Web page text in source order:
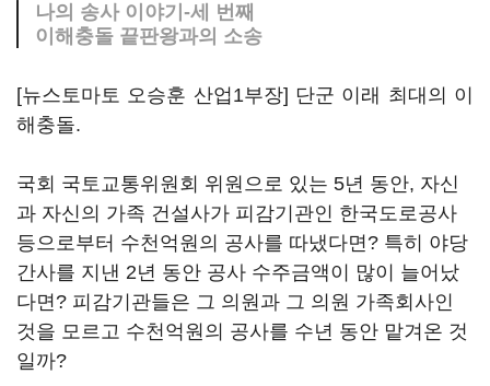
나의 송사 이야기-세 번째
이해충돌 끝판왕과의 소송
[뉴스토마토 오승훈 산업1부장] 단군 이래 최대의 이
해충돌.
국회 국토교통위원회 위원으로 있는 5년 동안, 자신
과 자신의 가족 건설사가 피감기관인 한국도로공사
등으로부터 수천억원의 공사를 따냈다면? 특히 야당
간사를 지낸 2년 동안 공사 수주금액이 많이 늘어났
다면? 피감기관들은 그 의원과 그 의원 가족회사인
것을 모르고 수천억원의 공사를 수년 동안 맡겨온 것
일까?